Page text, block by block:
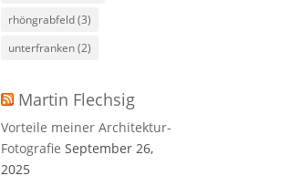
rhöngrabfeld(3)
unterfranken(2)
Martin Flechsig
Vorteile meiner Architektur-
Fotografie September 26,
2025